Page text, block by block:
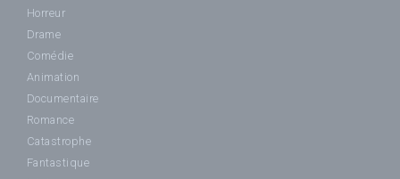
Horreur
Drame
Comédie
Animation
Documentaire
Romance
Catastrophe
Fantastique